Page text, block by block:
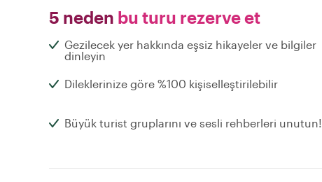
5 neden bu turu rezerve et
Gezilecek yer hakkında eşsiz hikayeler ve bilgiler
dinleyin
Dileklerinize göre %100 kişiselleştirilebilir
Büyük turist gruplarını ve sesli rehberleri unutun!